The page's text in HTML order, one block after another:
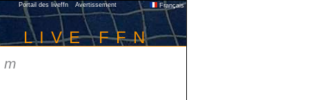
Portail des liveffn Avertissement Français
LIVE FFN